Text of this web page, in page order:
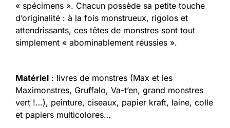
« spécimens ». Chacun possède sa petite touche
d’originalité : à la fois monstrueux, rigolos et
attendrissants, ces têtes de monstres sont tout
simplement « abominablement réussies ».
Matériel : livres de monstres (Max et les
Maximonstres, Gruffalo, Va-t’en, grand monstres
vert !…), peinture, ciseaux, papier kraft, laine, colle
et papiers multicolores…